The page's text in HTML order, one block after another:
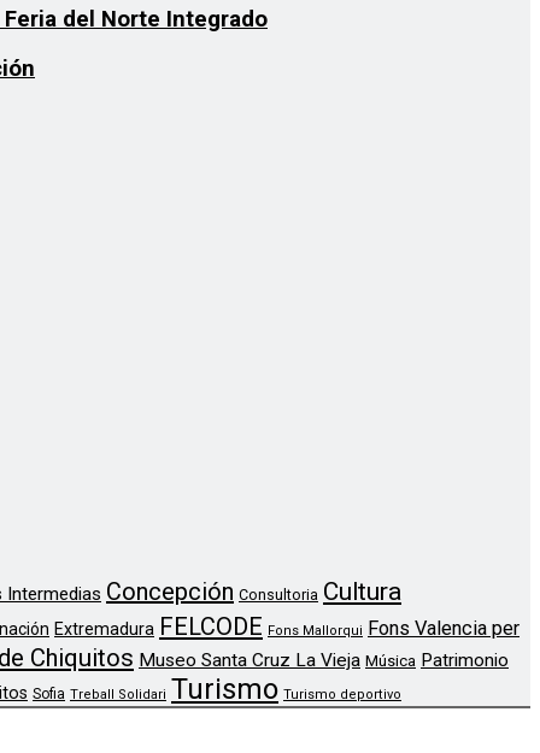
del Norte Integrado
Intermedias Concepción Consultoria Cultura
Extremadura FELCODE Fons Mallorqui
Fons Valencia per
Chiquitos Museo Santa Cruz La Vieja Música Patrimonio
Sofia Treball Solidari Turismo Turismo deportivo